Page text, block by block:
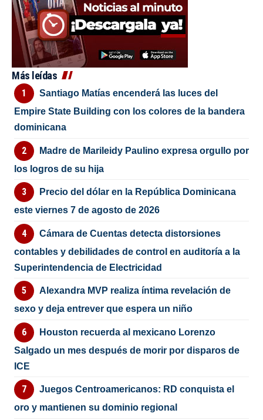
Más leídas
Santiago Matías encenderá las luces del
Empire State Building con los colores de la bandera
dominicana
Madre de Marileidy Paulino expresa orgullo por
los logros de su hija
Precio del dólar en la República Dominicana
este viernes 7 de agosto de 2026
Cámara de Cuentas detecta distorsiones
contables y debilidades de control en auditoría a la
Superintendencia de Electricidad
Alexandra MVP realiza íntima revelación de
sexo y deja entrever que espera un niño
Houston recuerda al mexicano Lorenzo
Salgado un mes después de morir por disparos de
ICE
Juegos Centroamericanos: RD conquista el
oro y mantienen su dominio regional